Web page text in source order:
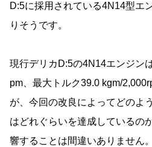
D:5に採用されている4N14型エ
りそうです。
現行デリカD:5の4N14エンジン
pm、最大トルク39.0 kgm/
が、今回の改良によってどのよ
はどれぐらいを達成しているの
響することは間違いありません。